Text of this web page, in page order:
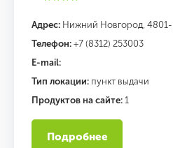
Адрес: Нижний Новгород, 4801-
Телефон: +7 (8312) 253003
E-mail:
Тип локации: пункт выдачи
Продуктов на сайте: 1
Подробнее